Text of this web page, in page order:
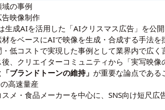
の事例
映像制作
生成AIを活用した「AIクリスマス広告」を公
をベースにAIで映像を生成・合成する手法
低コストで実現した事例として業界内で広く
、クリエイターコミュニティから「実写映
ブランドトーンの維持」 が重要な論点である
高速量産
メ・食品メーカーを中心に、SNS向け短尺